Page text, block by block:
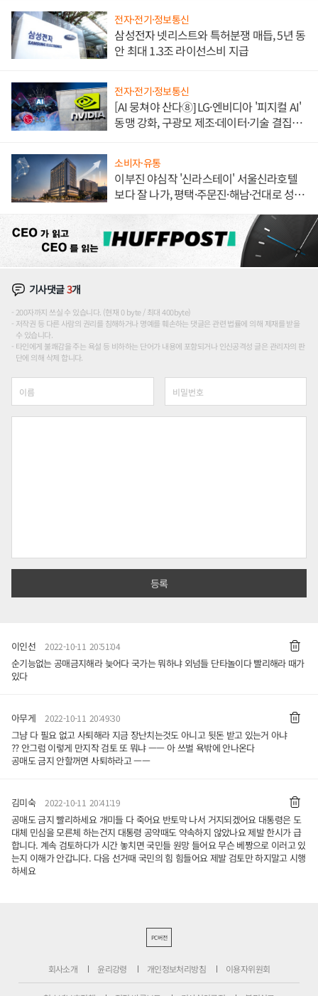
전자·전기·정보통신
삼성전자 넷리스트와 특허분쟁 매듭, 5년 동
안 최대 1.3조 라이선스비 지급
전자·전기·정보통신
[AI 뭉쳐야 산다⑧] LG·엔비디아 '피지컬 AI'
동맹 강화, 구광모 제조·데이터·기술 결집
소비자·유통
이부진 야심작 '신라스테이' 서울신라호텔
보다 잘 나가, 평택·주문진·해남·건대로 성
기사댓글3개
200자까지 쓰실 수 있습니다. (현재 0 byte / 최대 400byte)
저작권 등 다른 사람의 권리를 침해하거나 명예를 훼손하는 댓글은 관련 법률에 의해 제재를 받을
수 있습니다.
타인에게 불쾌감을 주는 욕설 등 비하하는 단어가 내용에 포함되거나 인신공격성 글은 관리자의 판
단에 의해 삭제 합니다.
이인선 2022-10-11 20:51:04
순기능없는 공매금지해라 늦어다 국가는 뭐하냐 외넘들 단타놀이다 빨리해라 때가
있다
아무게 2022-10-11 20:49:30
그냠 다 필요 없고 사퇴해라 지금 장난치는것도 아니고 뒷돈 받고 있는거 아냐
?? 안그럼 이렇게 만지작 검토 또 뭐냐 ㅡㅡ 아 쓰벌 욕밖에 안나온다
공매도 금지 안할꺼면 사퇴하라고 ㅡㅡ
김미숙 2022-10-11 20:41:19
공매도 금지 빨리하세요 개미들 다 죽어요 반토막 나서 거지되겠어요 대통령은 도
대체 민심을 모른체 하는건지 대통령 공약때도 약속하지 않았나요 제발 한시가 급
합니다. 계속 검토하다가 시간 놓치면 국민들 원망 들어요 무슨 베짱으로 이러고 있
는지 이해가 안갑니다. 다음 선거때 국민의 힘 힘들어요 제발 검토만 하지말고 시행
하세요
PC버전
회사소개 윤리강령 개인정보처리방침 이용자위원회